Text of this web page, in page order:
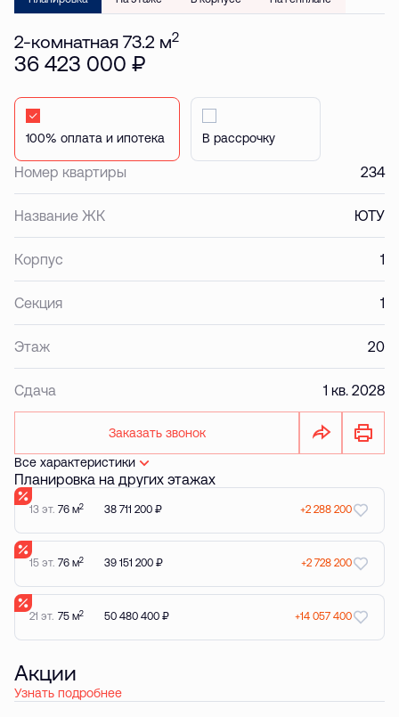
2-комнатная 73.2 м2
36 423 000 ₽
Стандартная Стандартная
Номер квартиры 234
Название ЖК ЮТУ
Корпус 1
Секция 1
Этаж 20
Сдача 1 кв. 2028
Заказать звонок
Все характеристики
Планировка на других этажах
13 эт. 76 м2 38 711 200 ₽ +2 288 200
15 эт. 76 м2 39 151 200 ₽ +2 728 200
21 эт. 75 м2 50 480 400 ₽ +14 057 400
Акции
Узнать подробнее